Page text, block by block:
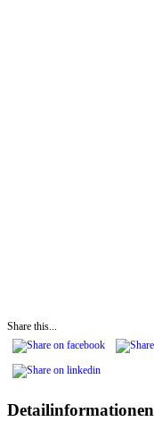
Share this...
Detailinformationen